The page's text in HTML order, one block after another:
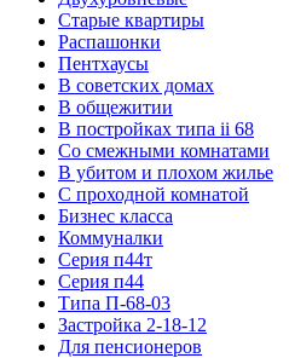
Старые квартиры
Распашонки
Пентхаусы
В советских домах
В общежитии
В постройках типа ii 68
Со смежными комнатами
В убитом и плохом жилье
С проходной комнатой
Бизнес класса
Коммуналки
Серия п44т
Серия п44
Типа П-68-03
Застройка 2-18-12
Для пенсионеров